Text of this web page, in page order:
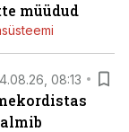
müüdud
08:13